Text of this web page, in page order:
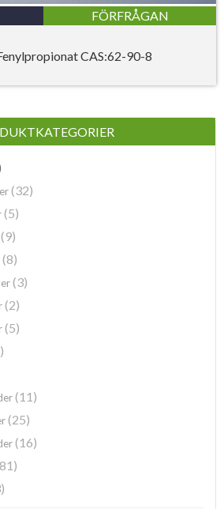
FÖRFRÅGAN
CAS:62-90-8
(32)
(5)
(9)
(8)
(3)
(2)
(5)
(11)
(25)
(16)